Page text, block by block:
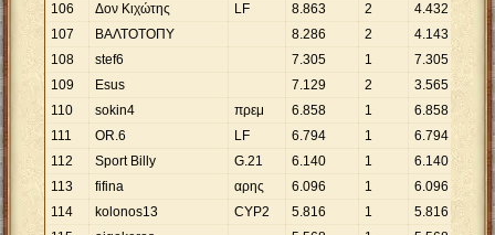
106
Δον Κιχώτης LF 8.863 2 4.432
107
ΒΑΛΤΟΤΟΠΥ 8.286 2 4.143
108
stef6 7.305 1 7.305
109
Esus 7.129 2 3.565
110
sokin4 πρεμ 6.858 1 6.858
111
OR.6 LF 6.794 1 6.794
112
Sport Billy G.21 6.140 1 6.140
113
fifina αρης 6.096 1 6.096
114
kolonos13 CYP2 5.816 1 5.816